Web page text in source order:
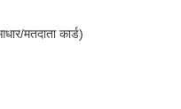
मतदाता कार्ड)